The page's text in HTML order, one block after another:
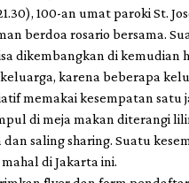
100-an umat paroki St.
berdoa rosario bersama.
dikembangkan di kemudian
karena beberapa
memakai kesempatan satu
di meja makan diterangi
dan saling sharing. Suatu
di Jakarta ini.